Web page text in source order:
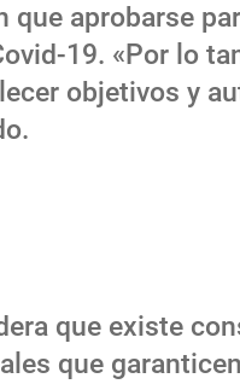
aprobarse
19. «Por lo
objetivos y
que existe
que